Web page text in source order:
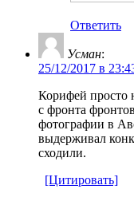
Ответить
Усман:
25/12/2017 в
Корифей просто
с фронта
фотографии в
выдерживал
сходили.
[Цитировать]